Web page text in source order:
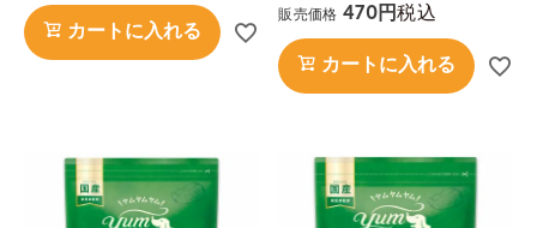
カートに入れる
販売価格 470 税込
カートに入れる